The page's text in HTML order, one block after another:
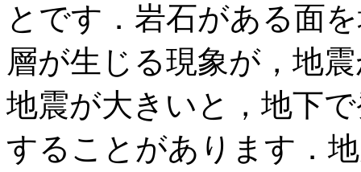
とです．岩石がある面
層が生じる現象が，地
地震が大きいと，地下
することがあります．